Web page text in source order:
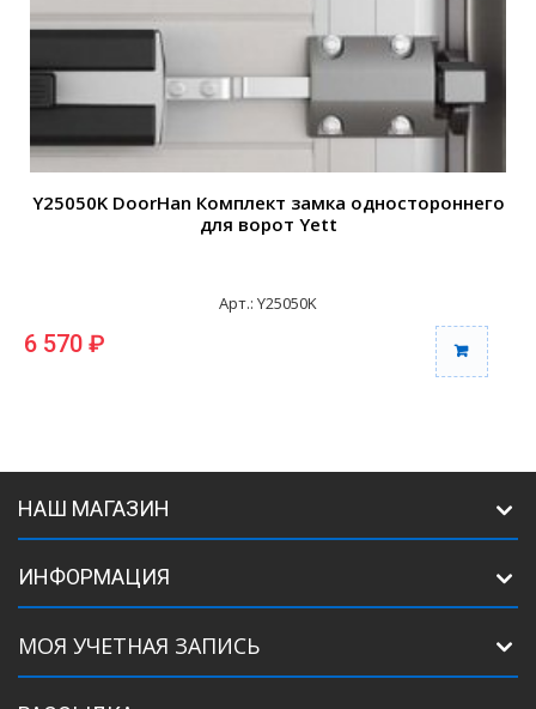
Y25050K DoorHan Комплект замка одностороннего
для ворот Yett
Арт.: Y25050K
6 570 ₽
НАШ МАГАЗИН
ИНФОРМАЦИЯ
МОЯ УЧЕТНАЯ ЗАПИСЬ